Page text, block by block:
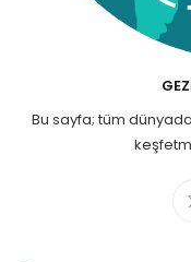
Bu sayfa; tüm